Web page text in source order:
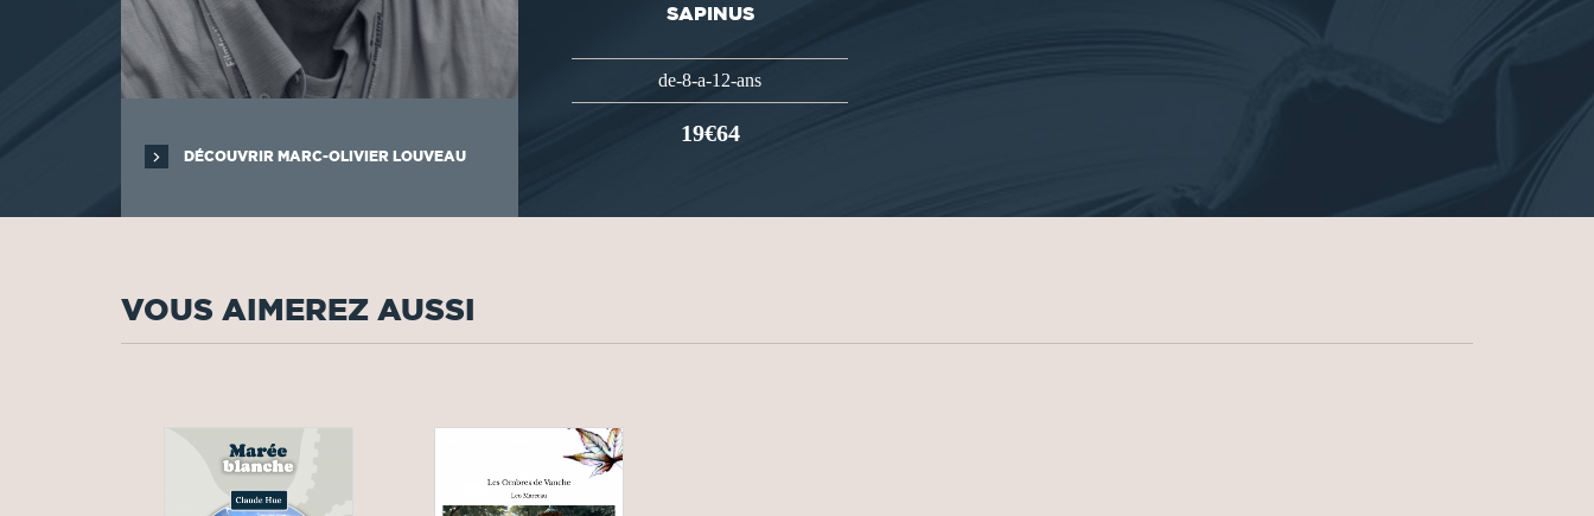
DÉCOUVRIR MARC-OLIVIER LOUVEAU
SAPINUS
de-8-a-12-ans
19€64
VOUS AIMEREZ AUSSI